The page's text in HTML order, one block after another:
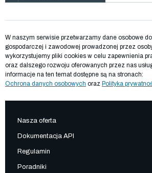
W naszym serwisie przetwarzamy dane osobowe
gospodarczej i zawodowej prowadzonej przez
wykorzystujemy pliki cookies w celu zapewnienia
oraz dalszego rozwoju oferowanych przez nas
informacje na ten temat dostępne są na stronach:
Ochrona danych osobowych oraz Polityka
Nasza oferta
Dokumentacja API
Regulamin
Poradniki